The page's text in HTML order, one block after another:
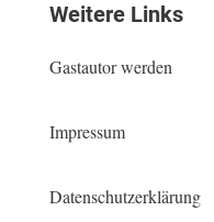
Weitere Links
Gastautor werden
Impressum
Datenschutzerklärung